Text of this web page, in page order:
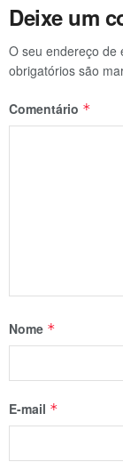
Deixe um
O seu endereço de
obrigatórios são
Comentário *
Nome *
E-mail *